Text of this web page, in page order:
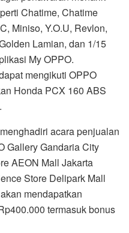
Chatime, Chatime
Miniso, Y.O.U, Revlon,
Lamian, dan 1/15
My OPPO.
mengikuti OPPO
Honda PCX 160 ABS
acara penjualan
Gallery Gandaria City
AEON Mall Jakarta
Store Delipark Mall
mendapatkan
termasuk bonus